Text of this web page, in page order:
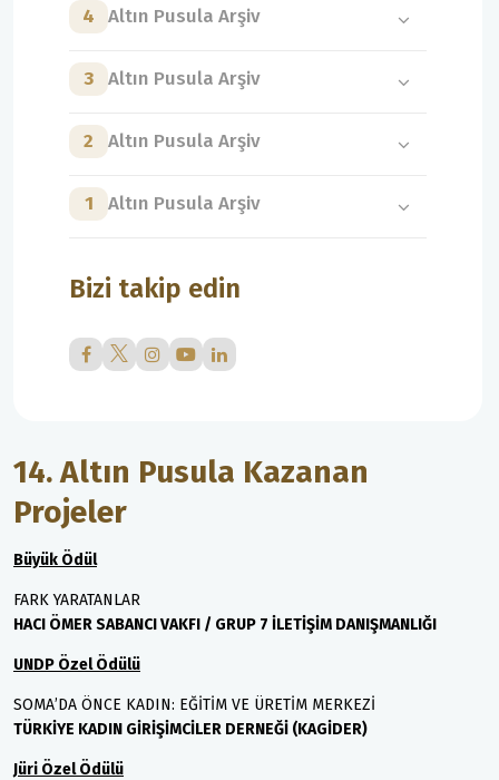
14. Altın Pusula Kazanan
Projeler
Büyük Ödül
FARK YARATANLAR
HACI ÖMER SABANCI VAKFI / GRUP 7 İLETİŞİM DANIŞMANLIĞI
UNDP Özel Ödülü
SOMA’DA ÖNCE KADIN: EĞİTİM VE ÜRETİM MERKEZİ
TÜRKİYE KADIN GİRİŞİMCİLER DERNEĞİ (KAGİDER)
Jüri Özel Ödülü
4 Altın Pusula Arşiv
3 Altın Pusula Arşiv
2 Altın Pusula Arşiv
1 Altın Pusula Arşiv
Bizi takip edin